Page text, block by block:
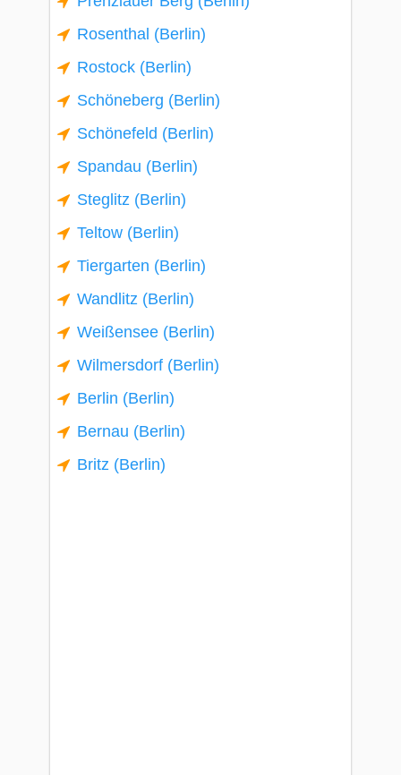
Rosenthal (Berlin)
Rostock (Berlin)
Schöneberg (Berlin)
Schönefeld (Berlin)
Spandau (Berlin)
Steglitz (Berlin)
Teltow (Berlin)
Tiergarten (Berlin)
Wandlitz (Berlin)
Weißensee (Berlin)
Wilmersdorf (Berlin)
Berlin (Berlin)
Bernau (Berlin)
Britz (Berlin)